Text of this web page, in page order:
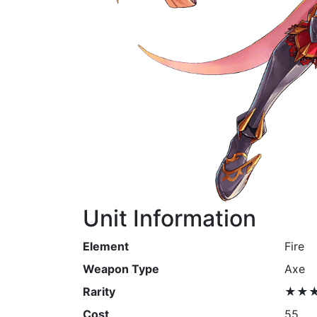
Unit Information
Element
Fire
Weapon Type
Axe
Rarity
Cost
55